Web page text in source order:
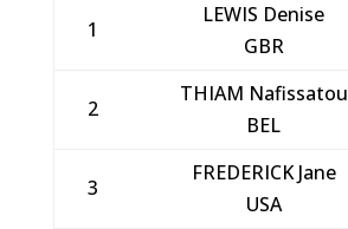
1
LEWIS Denise
GBR
2
THIAM Nafissatou
BEL
3
FREDERICK Jane
USA